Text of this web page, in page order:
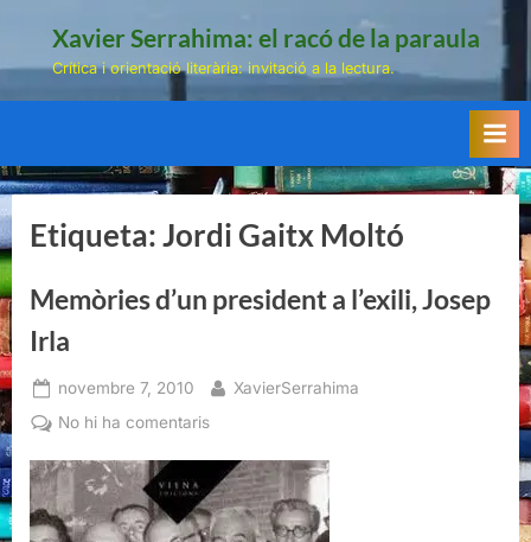
Xavier Serrahima: el racó de la paraula
Crítica i orientació literària: invitació a la lectura.
Etiqueta:Jordi Gaitx Moltó
Memòries d’un president a l’exili, Josep
Irla
Posted
on
novembre 7, 2010 By
XavierSerrahima
No hi ha comentarisa
d’un
president
a